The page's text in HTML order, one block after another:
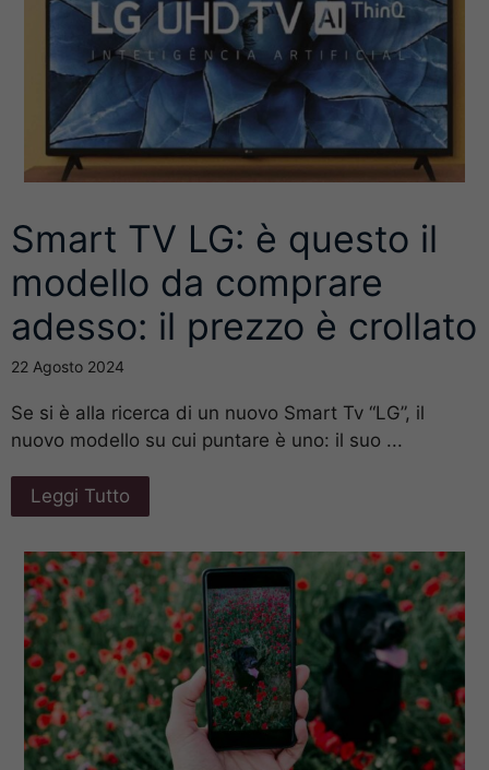
Smart TV LG: è questo il
modello da comprare
adesso: il prezzo è crollato
22 Agosto 2024
Se si è alla ricerca di un nuovo Smart Tv “LG”, il
nuovo modello su cui puntare è uno: il suo ...
Leggi Tutto